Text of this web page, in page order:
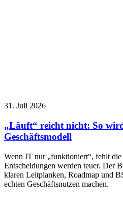
31. Juli 2026
„Läuft“ reicht nicht: So
Geschäftsmodell
Wenn IT nur „funktioniert“, fehlt
Entscheidungen werden teuer. Der
klaren Leitplanken, Roadmap und
echten Geschäftsnutzen machen.